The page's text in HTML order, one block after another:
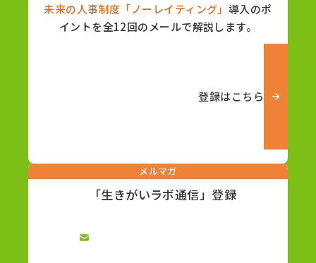
未来の人事制度「ノーレイティング」 導入のポ
イントを全12回のメールで解説します。
登録はこちら
メルマガ
「生きがいラボ通信」登録